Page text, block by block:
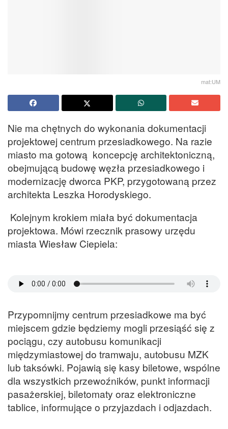
mat:UM
Nie ma chętnych do wykonania dokumentacji
projektowej centrum przesiadkowego. Na razie
miasto ma gotową koncepcję architektoniczną,
obejmującą budowę węzła przesiadkowego i
modernizację dworca PKP, przygotowaną przez
architekta Leszka Horodyskiego.
Kolejnym krokiem miała być dokumentacja
projektowa. Mówi rzecznik prasowy urzędu
miasta Wiesław Ciepiela:
Przypomnijmy centrum przesiadkowe ma być
miejscem gdzie będziemy mogli przesiąść się z
pociągu, czy autobusu komunikacji
międzymiastowej do tramwaju, autobusu MZK
lub taksówki. Pojawią się kasy biletowe, wspólne
dla wszystkich przewoźników, punkt informacji
pasażerskiej, biletomaty oraz elektroniczne
tablice, informujące o przyjazdach i odjazdach.